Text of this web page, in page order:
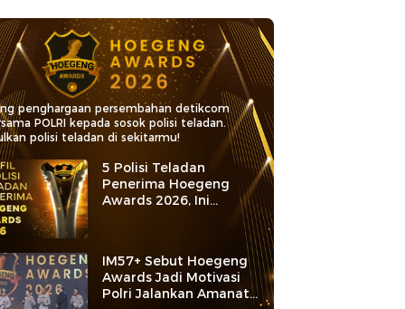
penghargaan persembahan detikcom
POLRI kepada sosok polisi teladan.
polisi teladan di sekitarmu!
5 Polisi Teladan
Penerima Hoegeng
Awards 2026, Ini
Kategori dan Kiprahnya
IM57+ Sebut Hoegeng
Awards Jadi Motivasi
Polri Jalankan Amanat